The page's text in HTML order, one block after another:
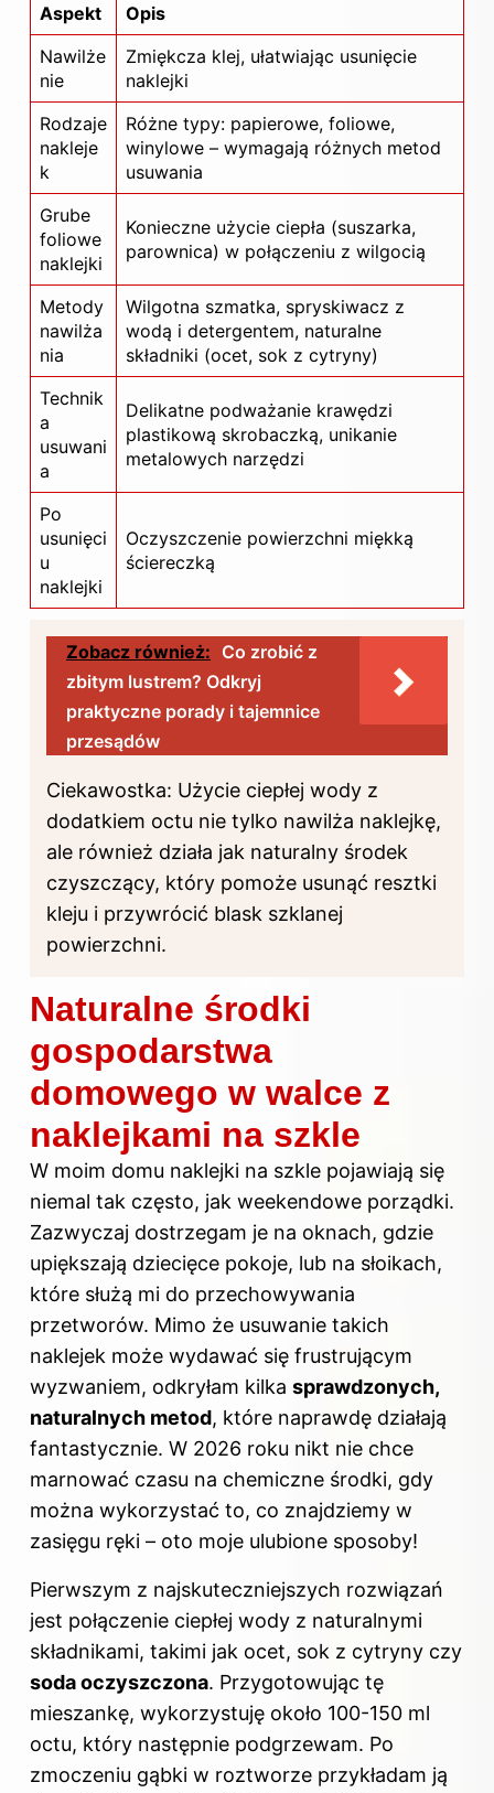
Aspekt
Opis
Nawilże
nie
Zmiękcza klej, ułatwiając usunięcie
naklejki
Rodzaje
nakleje
k
Różne typy: papierowe, foliowe,
winylowe – wymagają różnych metod
usuwania
Grube
foliowe
naklejki
Konieczne użycie ciepła (suszarka,
parownica) w połączeniu z wilgocią
Metody
nawilża
nia
Wilgotna szmatka, spryskiwacz z
wodą i detergentem, naturalne
składniki (ocet, sok z cytryny)
Technik
a
usuwani
a
Delikatne podważanie krawędzi
plastikową skrobaczką, unikanie
metalowych narzędzi
Po
usunięci
u
naklejki
Oczyszczenie powierzchni miękką
ściereczką
Zobacz również: Co zrobić z
zbitym lustrem? Odkryj
praktyczne porady i tajemnice
przesądów
Ciekawostka: Użycie ciepłej wody z
dodatkiem octu nie tylko nawilża naklejkę,
ale również działa jak naturalny środek
czyszczący, który pomoże usunąć resztki
kleju i przywrócić blask szklanej
powierzchni.
Naturalne środki
gospodarstwa
domowego w walce z
naklejkami na szkle
W moim domu naklejki na szkle pojawiają się
niemal tak często, jak weekendowe porządki.
Zazwyczaj dostrzegam je na oknach, gdzie
upiększają dziecięce pokoje, lub na słoikach,
które służą mi do przechowywania
przetworów. Mimo że usuwanie takich
naklejek może wydawać się frustrującym
wyzwaniem, odkryłam kilka sprawdzonych,
naturalnych metod, które naprawdę działają
fantastycznie. W 2026 roku nikt nie chce
marnować czasu na chemiczne środki, gdy
można wykorzystać to, co znajdziemy w
zasięgu ręki – oto moje ulubione sposoby!
Pierwszym z najskuteczniejszych rozwiązań
jest połączenie ciepłej wody z naturalnymi
składnikami, takimi jak ocet, sok z cytryny czy
soda oczyszczona. Przygotowując tę
mieszankę, wykorzystuję około 100-150 ml
octu, który następnie podgrzewam. Po
zmoczeniu gąbki w roztworze przykładam ją